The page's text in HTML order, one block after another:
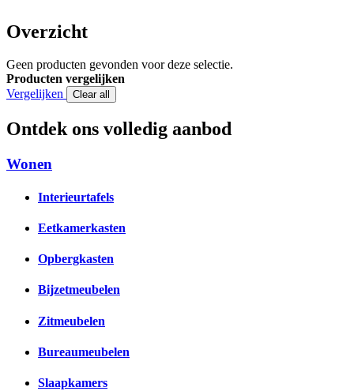
Overzicht
Geen producten gevonden voor deze selectie.
Producten vergelijken
Vergelijken
Clear all
Ontdek ons volledig aanbod
Wonen
Interieurtafels
Eetkamerkasten
Opbergkasten
Bijzetmeubelen
Zitmeubelen
Bureaumeubelen
Slaapkamers